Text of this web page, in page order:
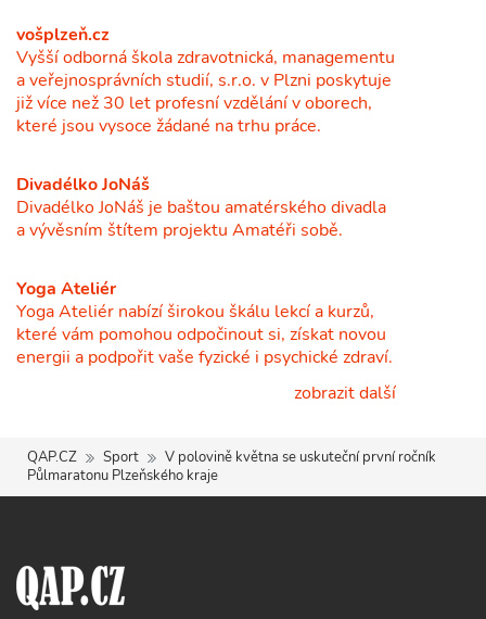
vošplzeň.cz
Vyšší odborná škola zdravotnická, managementu
a veřejnosprávních studií, s.r.o. v Plzni poskytuje
již více než 30 let profesní vzdělání v oborech,
které jsou vysoce žádané na trhu práce.
Divadélko JoNáš
Divadélko JoNáš je baštou amatérského divadla
a vývěsním štítem projektu Amatéři sobě.
Yoga Ateliér
Yoga Ateliér nabízí širokou škálu lekcí a kurzů,
které vám pomohou odpočinout si, získat novou
energii a podpořit vaše fyzické i psychické zdraví.
zobrazit další
QAP.CZ Sport
V polovině května se uskuteční první ročník
Půlmaratonu Plzeňského kraje